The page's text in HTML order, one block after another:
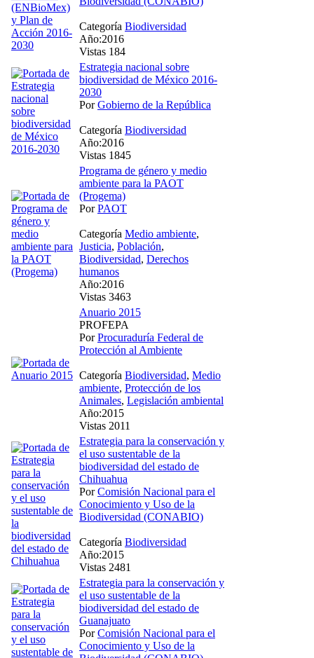
Categoría Biodiversidad
Año:2016
Vistas 184
Estrategia nacional sobre
biodiversidad de México 2016-
2030
PorGobierno de la República
Categoría Biodiversidad
Año:2016
Vistas 1845
Programa de género y medio
ambiente para la PAOT
(Progema)
PorPAOT
Categoría Medio ambiente,
Justicia, Población,
Biodiversidad, Derechos
humanos
Año:2016
Vistas 3463
Anuario 2015
PROFEPA
PorProcuraduría Federal de
Protección al Ambiente
Categoría Biodiversidad, Medio
ambiente, Protección de los
Animales, Legislación ambiental
Año:2015
Vistas 2011
Estrategia para la conservación y
el uso sustentable de la
biodiversidad del estado de
Chihuahua
PorComisión Nacional para el
Conocimiento y Uso de la
Biodiversidad (CONABIO)
Categoría Biodiversidad
Año:2015
Vistas 2481
Estrategia para la conservación y
el uso sustentable de la
biodiversidad del estado de
Guanajuato
PorComisión Nacional para el
Conocimiento y Uso de la